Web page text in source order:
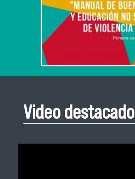
Video destacado